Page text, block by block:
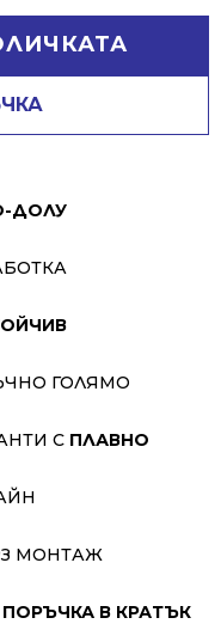
ДОЛУ
ГОЛЯМО
С ПЛАВНО
МОНТАЖ
В КРАТЪК